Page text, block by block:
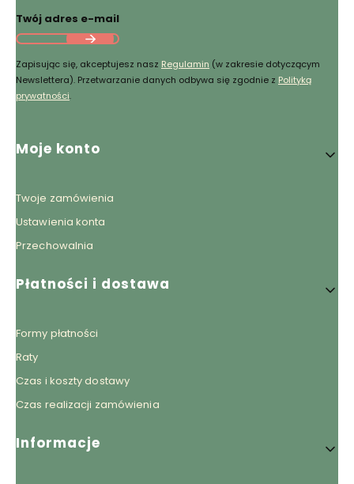
Twój adres e-mail
Zapisując się, akceptujesz nasz Regulamin (w zakresie dotyczącym
Newslettera). Przetwarzanie danych odbywa się zgodnie z Polityką
prywatności.
Linki w stopce
Moje konto
Twoje zamówienia
Ustawienia konta
Przechowalnia
Płatności i dostawa
Formy płatności
Raty
Czas i koszty dostawy
Czas realizacji zamówienia
Informacje